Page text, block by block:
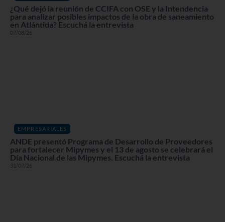
¿Qué dejó la reunión de CCIFA con OSE y la Intendencia
para analizar posibles impactos de la obra de saneamiento
en Atlántida? Escuchá la entrevista
07/08/26
EMPRESARIALES
ANDE presentó Programa de Desarrollo de Proveedores
para fortalecer Mipymes y el 13 de agosto se celebrará el
Día Nacional de las Mipymes. Escuchá la entrevista
31/07/26